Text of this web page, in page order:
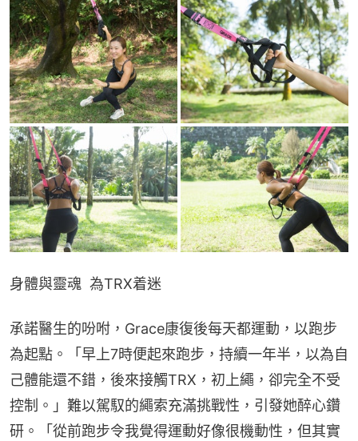
身體與靈魂  為TRX着迷
承諾醫生的吩咐，Grace康復後每天都運動，以跑步
為起點。「早上7時便起來跑步，持續一年半，以為自
己體能還不錯，後來接觸TRX，初上繩，卻完全不受
控制。」難以駕馭的繩索充滿挑戰性，引發她醉心鑽
研。「從前跑步令我覺得運動好像很機動性，但其實